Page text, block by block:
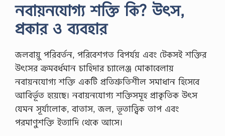
নবায়নযোগ্য শক্তি কি? উৎস,
প্রকার ও ব্যবহার
জলবায়ু পরিবর্তন, পরিবেশগত বিপর্যয় এবং টেকসই শক্তির
উৎসের ক্রমবর্ধমান চাহিদার চ্যালেঞ্জ মোকাবেলায়
নবায়নযোগ্য শক্তি একটি প্রতিশ্রুতিশীল সমাধান হিসেবে
আবির্ভূত হয়েছে। নবায়নযোগ্য শক্তিসমূহ প্রাকৃতিক উৎস
যেমন সূর্যালোক, বাতাস, জল, ভূতাত্ত্বিক তাপ এবং
পরমাণুশক্তি ইত্যাদি থেকে আসে।